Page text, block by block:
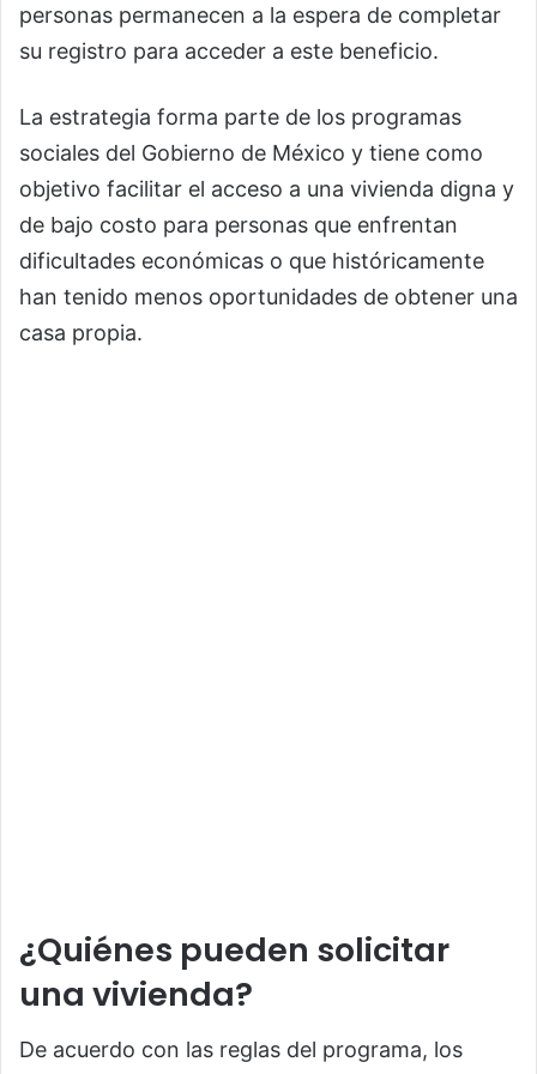
personas permanecen a la espera de completar
su registro para acceder a este beneficio.
La estrategia forma parte de los programas
sociales del Gobierno de México y tiene como
objetivo facilitar el acceso a una vivienda digna y
de bajo costo para personas que enfrentan
dificultades económicas o que históricamente
han tenido menos oportunidades de obtener una
casa propia.
¿Quiénes pueden solicitar
una vivienda?
De acuerdo con las reglas del programa, los